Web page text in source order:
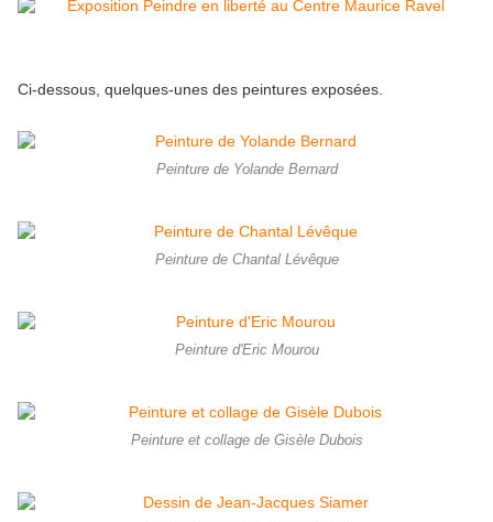
Ci-dessous, quelques-unes des peintures exposées.
Peinture de Yolande Bernard
Peinture de Chantal Lévêque
Peinture d'Eric Mourou
Peinture et collage de Gisèle Dubois